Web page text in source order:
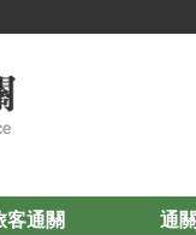
客通關 通